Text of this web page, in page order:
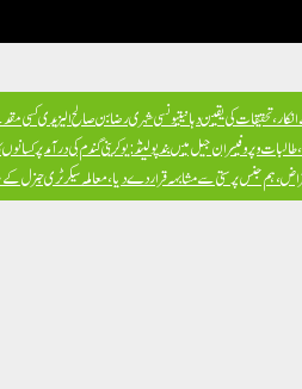
تحقیقات کی یقین دہانی
و پروفیسران جیل میں بندپولینڈ: یوکرینی گندم کی درآمد پر
ہم جنس پرستی سے مشابہہ قرار دے دیا، معاملہ سیکرٹری جنرل